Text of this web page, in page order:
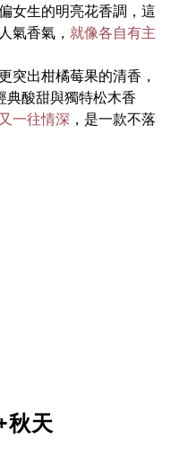
女生的明亮花香調，這
氣香氣， 就像各自有主
突出柑橘莓果的清香，
酸甜與獨特松木香
一往情深 ，是一款不落
秋天